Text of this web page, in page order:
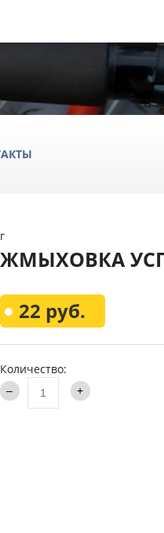
Всё
Каталог
ЖМЫХОВКА
22 руб.
Количество: